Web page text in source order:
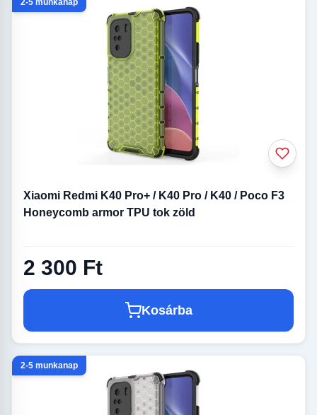
Xiaomi Redmi K40 Pro+ / K40 Pro / K40 / Poco F3
Honeycomb armor TPU tok zöld
2 300 Ft
Kosárba
2-5 munkanap